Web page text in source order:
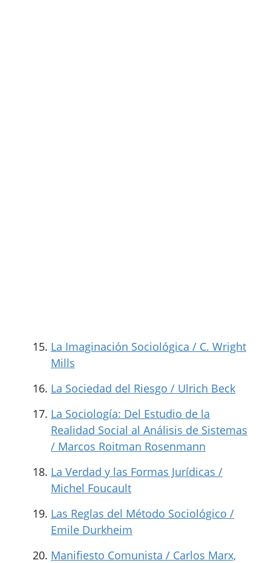
La Imaginación Sociológica / C. Wright
Mills
La Sociedad del Riesgo / Ulrich Beck
La Sociología: Del Estudio de la
Realidad Social al Análisis de Sistemas
/ Marcos Roitman Rosenmann
La Verdad y las Formas Jurídicas /
Michel Foucault
Las Reglas del Método Sociológico /
Emile Durkheim
Manifiesto Comunista / Carlos Marx,